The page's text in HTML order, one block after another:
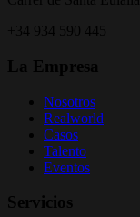
+34 934 590 445
La Empresa
Nosotros
Realworld
Casos
Talento
Eventos
Servicios